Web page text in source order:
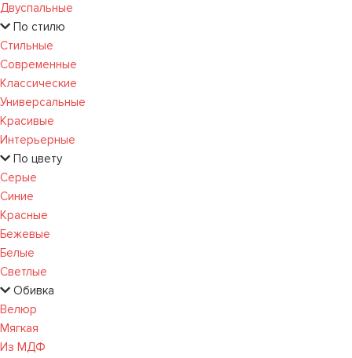
Двуспальные
По стилю
Стильные
Современные
Классические
Универсальные
Красивые
Интерьерные
По цвету
Серые
Синие
Красные
Бежевые
Белые
Светлые
Обивка
Велюр
Мягкая
Из МДФ